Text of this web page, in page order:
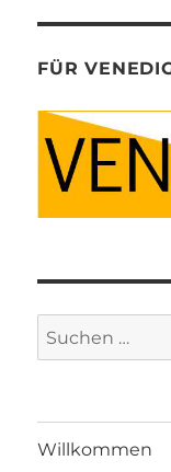
FÜR
Suche
nach:
Willkommen